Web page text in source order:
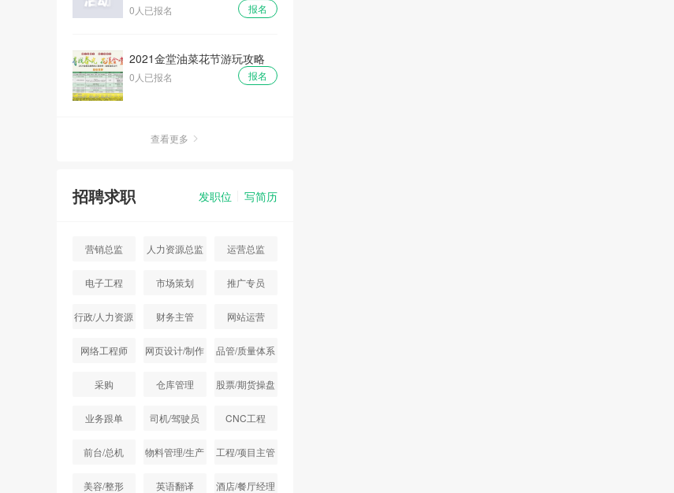
报名
0人已报名
2021金堂油菜花节游玩攻略
报名
0人已报名
查看更多
发职位 写简历
招聘求职
营销总监 人力资源总监 运营总监
电子工程 市场策划 推广专员
行政/人力资源
财务主管 网站运营
网络工程师 网页设计/制作 品管/质量体系
采购 仓库管理
股票/期货操盘
业务跟单 司机/驾驶员 CNC工程
前台/总机
物料管理/生产
工程/项目主管
美容/整形 英语翻译 酒店/餐厅经理